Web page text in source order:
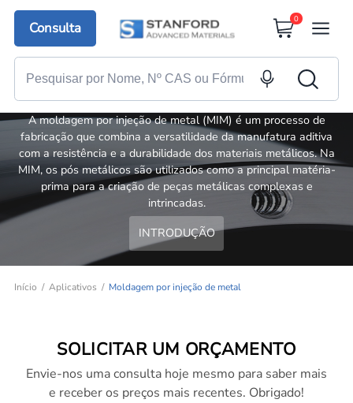
Consulta
0
Moldagem por injeção de metal
A moldagem por injeção de metal (MIM) é um processo de
fabricação que combina a versatilidade da manufatura aditiva
com a resistência e a durabilidade dos materiais metálicos. Na
MIM, os pós metálicos são utilizados como a principal matéria-
prima para a criação de peças metálicas complexas e
intrincadas.
INTRODUÇÃO
Início Aplicativos Moldagem por injeção de metal
SOLICITAR UM ORÇAMENTO
Envie-nos uma consulta hoje mesmo para saber mais
e receber os preços mais recentes. Obrigado!